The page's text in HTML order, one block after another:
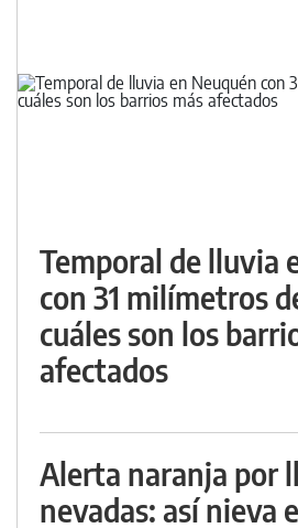
Temporal de lluvia
con 31 milímetros
cuáles son los
afectados
Alerta naranja por
nevadas: así nieva